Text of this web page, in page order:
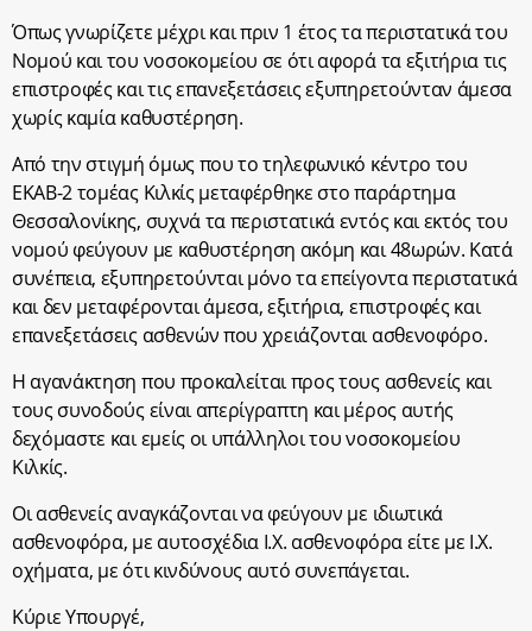
Όπως γνωρίζετε μέχρι και πριν 1 έτος τα περιστατικά του
Νομού και του νοσοκομείου σε ότι αφορά τα εξιτήρια τις
επιστροφές και τις επανεξετάσεις εξυπηρετούνταν άμεσα
χωρίς καμία καθυστέρηση.
Από την στιγμή όμως που το τηλεφωνικό κέντρο του
ΕΚΑΒ-2 τομέας Κιλκίς μεταφέρθηκε στο παράρτημα
Θεσσαλονίκης, συχνά τα περιστατικά εντός και εκτός του
νομού φεύγουν με καθυστέρηση ακόμη και 48ωρών. Κατά
συνέπεια, εξυπηρετούνται μόνο τα επείγοντα περιστατικά
και δεν μεταφέρονται άμεσα, εξιτήρια, επιστροφές και
επανεξετάσεις ασθενών που χρειάζονται ασθενοφόρο.
Η αγανάκτηση που προκαλείται προς τους ασθενείς και
τους συνοδούς είναι απερίγραπτη και μέρος αυτής
δεχόμαστε και εμείς οι υπάλληλοι του νοσοκομείου
Κιλκίς.
Οι ασθενείς αναγκάζονται να φεύγουν με ιδιωτικά
ασθενοφόρα, με αυτοσχέδια Ι.Χ. ασθενοφόρα είτε με Ι.Χ.
οχήματα, με ότι κινδύνους αυτό συνεπάγεται.
Κύριε Υπουργέ,